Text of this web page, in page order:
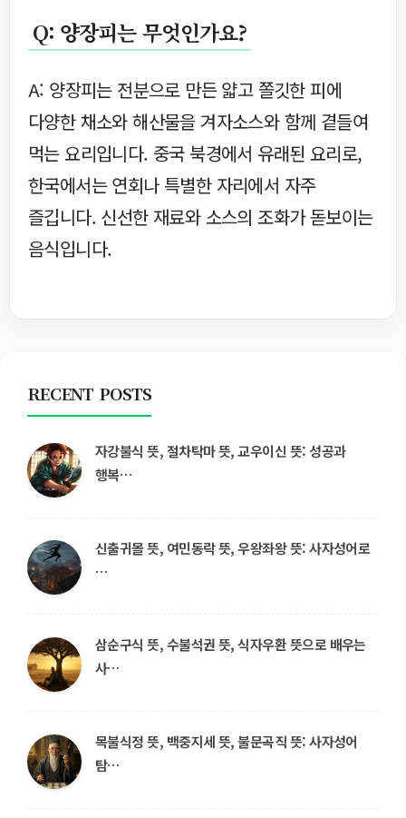
Q: 양장피는 무엇인가요?
A: 양장피는 전분으로 만든 얇고 쫄깃한 피에
다양한 채소와 해산물을 겨자소스와 함께 곁들여
먹는 요리입니다. 중국 북경에서 유래된 요리로,
한국에서는 연회나 특별한 자리에서 자주
즐깁니다. 신선한 재료와 소스의 조화가 돋보이는
음식입니다.
RECENT POSTS
자강불식 뜻, 절차탁마 뜻, 교우이신 뜻: 성공과
행복…
신출귀몰 뜻, 여민동락 뜻, 우왕좌왕 뜻: 사자성어로
…
삼순구식 뜻, 수불석권 뜻, 식자우환 뜻으로 배우는
사…
목불식정 뜻, 백중지세 뜻, 불문곡직 뜻: 사자성어
탐…